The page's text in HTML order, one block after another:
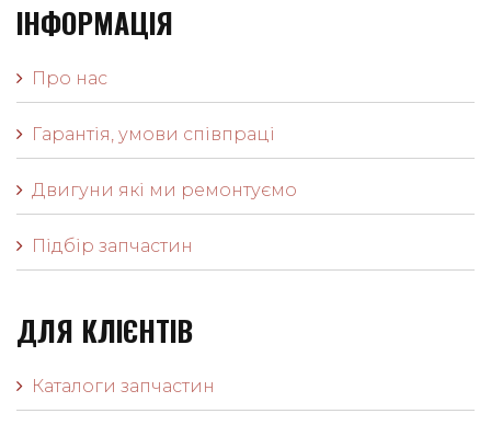
ІНФОРМАЦІЯ
Про нас
Гарантія, умови співпраці
Двигуни які ми ремонтуємо
Підбір запчастин
ДЛЯ КЛІЄНТІВ
Каталоги запчастин